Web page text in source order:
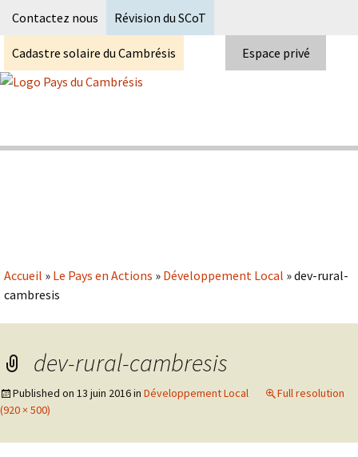
Contactez nous Révision du SCoT
Cadastre solaire du Cambrésis Espace privé
Accueil » Le Pays en Actions » Développement Local »dev-rural-
cambresis
dev-rural-cambresis
Published on 13 juin 2016in Développement Local
Full resolution
(920 × 500)